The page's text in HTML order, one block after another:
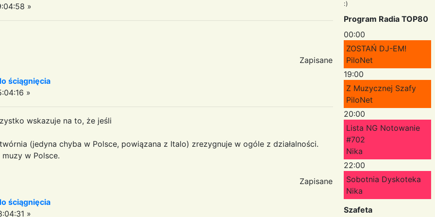
»
Zapisane
ściągnięcia
»
wskazuje na to, że jeśli
(jedyna chyba w Polsce, powiązana z Italo) zrezygnuje w ogóle z działalności.
w Polsce.
Zapisane
ściągnięcia
»
:)
Program Radia TOP80
00:00
ZOSTAŃ DJ-EM!
PiloNet
19:00
Z Muzycznej Szafy
PiloNet
20:00
Lista NG Notowanie
#702
Nika
22:00
Sobotnia Dyskoteka
Nika
Szafeta